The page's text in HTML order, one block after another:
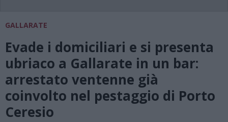
GALLARATE
Evade i domiciliari e si presenta
ubriaco a Gallarate in un bar:
arrestato ventenne già
coinvolto nel pestaggio di Porto
Ceresio